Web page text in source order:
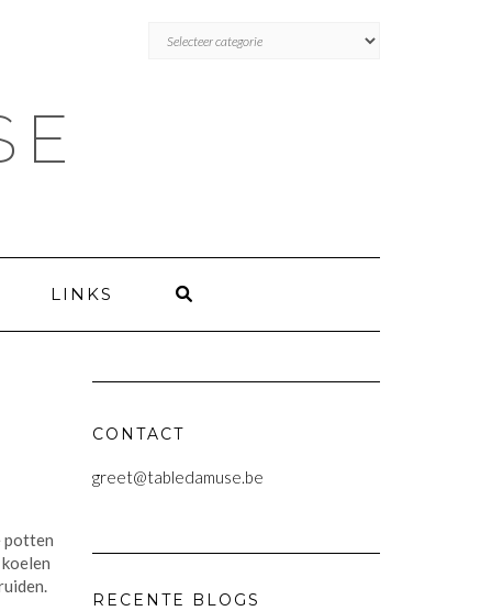
VOLGENS
LINKS
potten
CONTACT
greet@tabledamuse.be
RECENTE BLOGS